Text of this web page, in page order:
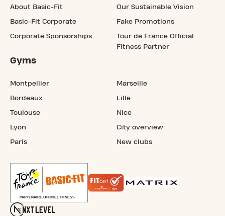
About Basic-Fit
Basic-Fit Corporate
Corporate Sponsorships
Our Sustainable Vision
Fake Promotions
Tour de France Official
Fitness Partner
Gyms
Montpellier
Bordeaux
Toulouse
Lyon
Paris
Marseille
Lille
Nice
City overview
New clubs